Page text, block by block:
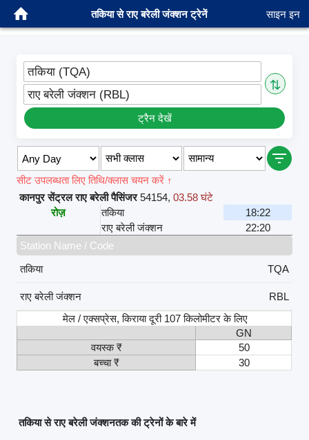
तकिया से राए बरेली जंक्शन ट्रेनें साइन इन
तकिया (TQA)
⇅
राए बरेली जंक्शन (RBL)
ट्रैन देखें
सीट उपलब्धता लिए तिथि/क्लास चयन करें ↑
कानपुर सेंट्रल राए बरेली पैसिंजर 54154,03.58 घंटे
रोज़
तकिया
18:22
राए बरेली जंक्शन
22:20
Station Name / Code
तकिया
TQA
राए बरेली जंक्शन
RBL
मेल / एक्सप्रेस, किराया दूरी 107 किलोमीटर के लिए
GN
वयस्क ₹
50
बच्चा ₹
30
तकिया से राए बरेली जंक्शनतक की ट्रेनों के बारे में